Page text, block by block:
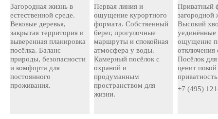
Загородная жизнь в
естественной среде.
Вековые деревья,
закрытая территория и
выверенная планировка
посёлка. Баланс
природы, безопасности
и комфорта для
постоянного
проживания.
Первая линия и
ощущение курортного
формата. Собственный
берег, прогулочные
маршруты и спокойная
атмосфера у воды.
Камерный посёлок с
охраной и
продуманным
пространством для
жизни.
Приватный
загородной
Высокий
уединённые
ощущение
отключения
Посёлок
ценит
приватность
+7 (495)